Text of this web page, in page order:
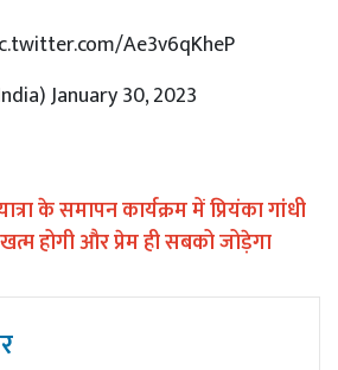
Ae3v6qKheP
January 30, 2023
के समापन कार्यक्रम में प्रियंका गांधी
होगी और प्रेम ही सबको जोड़ेगा